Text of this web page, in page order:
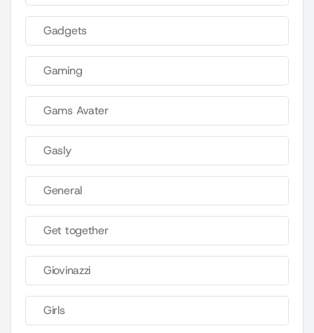
Gadgets
Gaming
Gams Avater
Gasly
General
Get together
Giovinazzi
Girls